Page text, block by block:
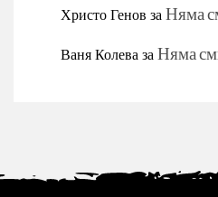
Христо ГеновзаНяма
Ваня КолевазаНяма